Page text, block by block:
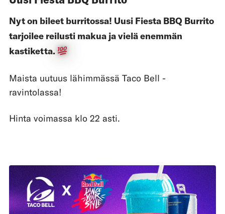
Nyt on bileet burritossa! Uusi Fiesta BBQ Burrito
tarjoilee reilusti makua ja vielä enemmän
kastiketta.
Maista uutuus lähimmässä Taco Bell -
ravintolassa!
Hinta voimassa klo 22 asti.